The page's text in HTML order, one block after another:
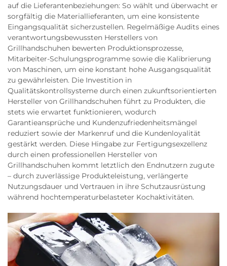
auf die Lieferantenbeziehungen: So wählt und überwacht er
sorgfältig die Materiallieferanten, um eine konsistente
Eingangsqualität sicherzustellen. Regelmäßige Audits eines
verantwortungsbewussten Herstellers von
Grillhandschuhen bewerten Produktionsprozesse,
Mitarbeiter-Schulungsprogramme sowie die Kalibrierung
von Maschinen, um eine konstant hohe Ausgangsqualität
zu gewährleisten. Die Investition in
Qualitätskontrollsysteme durch einen zukunftsorientierten
Hersteller von Grillhandschuhen führt zu Produkten, die
stets wie erwartet funktionieren, wodurch
Garantieansprüche und Kundenzufriedenheitsmängel
reduziert sowie der Markenruf und die Kundenloyalität
gestärkt werden. Diese Hingabe zur Fertigungsexzellenz
durch einen professionellen Hersteller von
Grillhandschuhen kommt letztlich den Endnutzern zugute
– durch zuverlässige Produkteleistung, verlängerte
Nutzungsdauer und Vertrauen in ihre Schutzausrüstung
während hochtemperaturbelasteter Kochaktivitäten.